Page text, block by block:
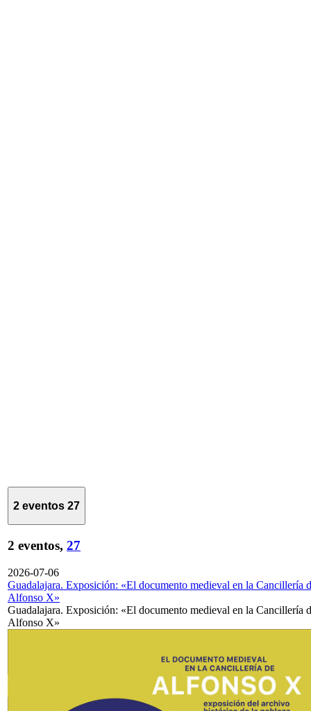
2 eventos 27
2 eventos, 27
2026-07-06
Guadalajara. Exposición: «El documento medieval en la Cancillería
Alfonso X»
Guadalajara. Exposición: «El documento medieval en la Cancillería
Alfonso X»